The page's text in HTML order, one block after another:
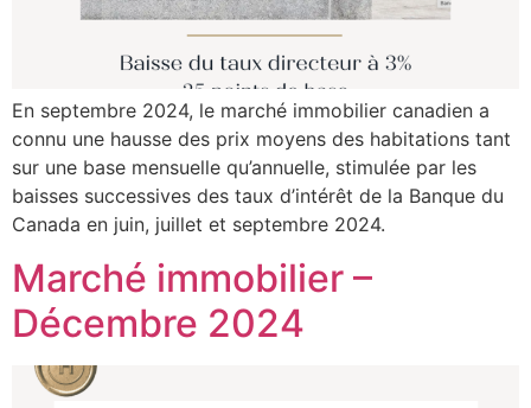
En septembre 2024, le marché immobilier canadien a
connu une hausse des prix moyens des habitations tant
sur une base mensuelle qu’annuelle, stimulée par les
baisses successives des taux d’intérêt de la Banque du
Canada en juin, juillet et septembre 2024.
Marché immobilier –
Décembre 2024